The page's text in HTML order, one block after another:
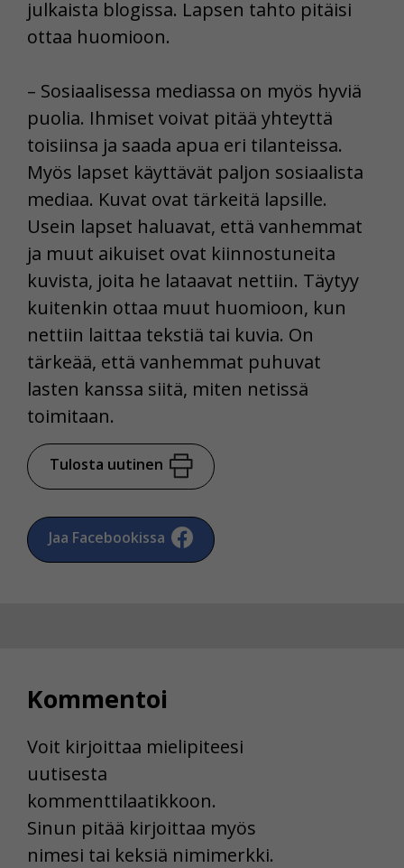
julkaista blogissa. Lapsen tahto pitäisi
ottaa huomioon.
– Sosiaalisessa mediassa on myös hyviä
puolia. Ihmiset voivat pitää yhteyttä
toisiinsa ja saada apua eri tilanteissa.
Myös lapset käyttävät paljon sosiaalista
mediaa. Kuvat ovat tärkeitä lapsille.
Usein lapset haluavat, että vanhemmat
ja muut aikuiset ovat kiinnostuneita
kuvista, joita he lataavat nettiin. Täytyy
kuitenkin ottaa muut huomioon, kun
nettiin laittaa tekstiä tai kuvia. On
tärkeää, että vanhemmat puhuvat
lasten kanssa siitä, miten netissä
toimitaan.
Tulosta uutinen
Jaa Facebookissa
Kommentoi
Voit kirjoittaa mielipiteesi
uutisesta
kommenttilaatikkoon.
Sinun pitää kirjoittaa myös
nimesi tai keksiä nimimerkki.